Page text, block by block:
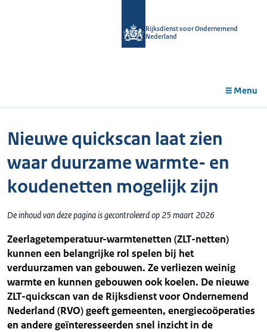
Rijksdienst voor Ondernemend
Nederland
Menu
Nieuwe quickscan laat zien
waar duurzame warmte- en
koudenetten mogelijk zijn
De inhoud van deze pagina is gecontroleerd op 25 maart 2026
Zeerlagetemperatuur-warmtenetten (ZLT-netten)
kunnen een belangrijke rol spelen bij het
verduurzamen van gebouwen. Ze verliezen weinig
warmte en kunnen gebouwen ook koelen. De nieuwe
ZLT-quickscan van de Rijksdienst voor Ondernemend
Nederland (RVO) geeft gemeenten, energiecoöperaties
en andere geïnteresseerden snel inzicht in de